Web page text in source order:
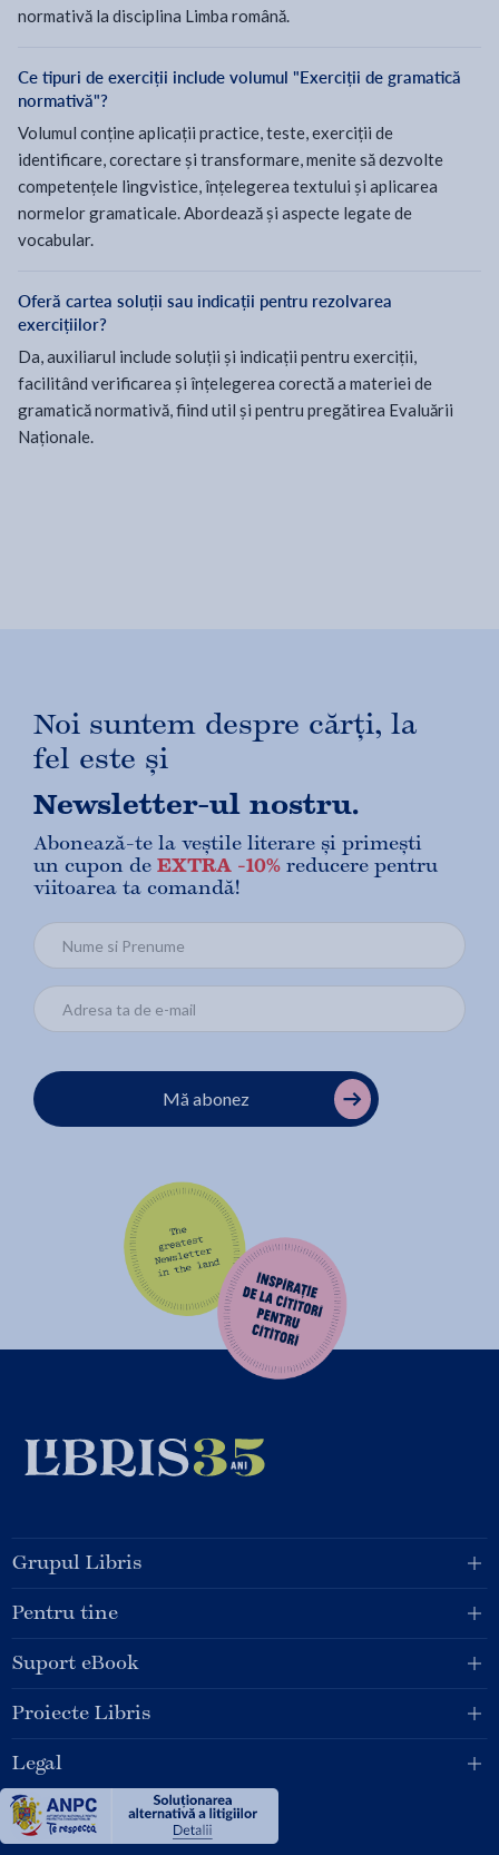
normativă la disciplina Limba română.
Ce tipuri de exerciții include volumul "Exerciții de gramatică
normativă"?
Volumul conține aplicații practice, teste, exerciții de
identificare, corectare și transformare, menite să dezvolte
competențele lingvistice, înțelegerea textului și aplicarea
normelor gramaticale. Abordează și aspecte legate de
vocabular.
Oferă cartea soluții sau indicații pentru rezolvarea
exercițiilor?
Da, auxiliarul include soluții și indicații pentru exerciții,
facilitând verificarea și înțelegerea corectă a materiei de
gramatică normativă, fiind util și pentru pregătirea Evaluării
Naționale.
Noi suntem despre cărți, la
fel este și
Newsletter-ul nostru.
Abonează-te la veștile literare și primești
un cupon de EXTRA -10% reducere pentru
viitoarea ta comandă!
Mă abonez
Grupul Libris
Pentru tine
Suport eBook
Proiecte Libris
Legal